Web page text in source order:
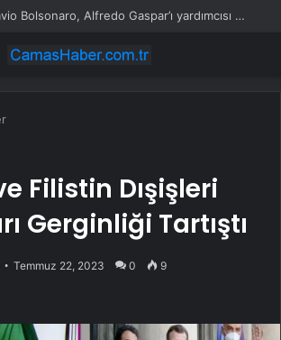
Brezilya’da Flavio Bolsonaro, Alfredo Gaspar’ı yardımcısı seçti
Filistin Dışişleri
Gerginliği Tartıştı
Temmuz 22, 2023 0 9